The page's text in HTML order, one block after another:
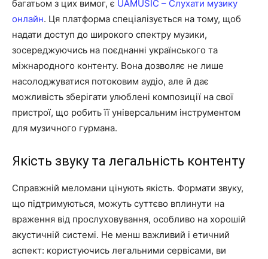
багатьом з цих вимог, є UAMUSIC – Слухати музику
онлайн. Ця платформа спеціалізується на тому, щоб
надати доступ до широкого спектру музики,
зосереджуючись на поєднанні українського та
міжнародного контенту. Вона дозволяє не лише
насолоджуватися потоковим аудіо, але й дає
можливість зберігати улюблені композиції на свої
пристрої, що робить її універсальним інструментом
для музичного гурмана.
Якість звуку та легальність контенту
Справжній меломани цінують якість. Формати звуку,
що підтримуються, можуть суттєво вплинути на
враження від прослуховування, особливо на хорошій
акустичній системі. Не менш важливий і етичний
аспект: користуючись легальними сервісами, ви